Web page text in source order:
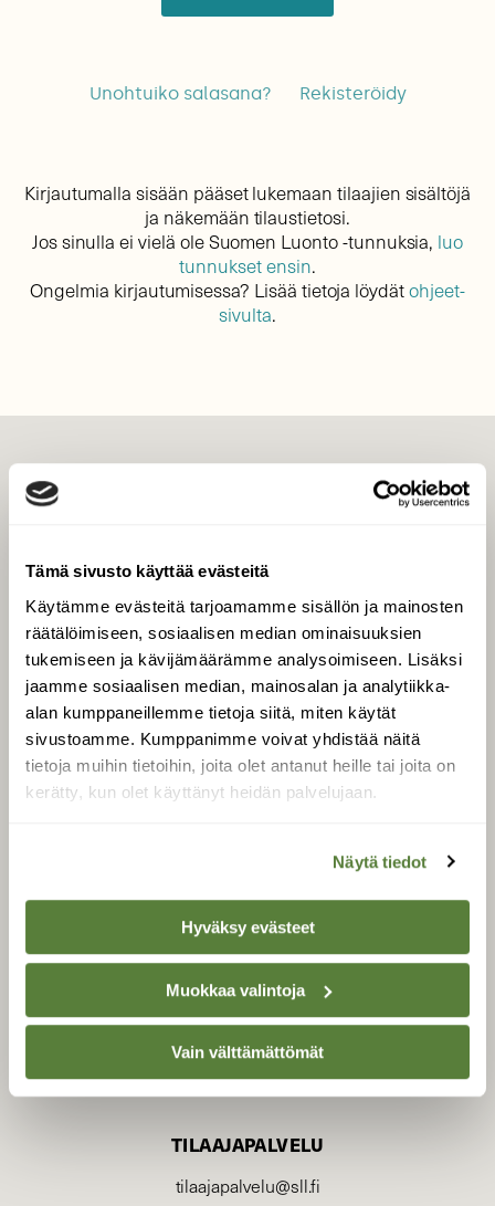
Tämä sivusto käyttää evästeitä
Käytämme evästeitä tarjoamamme sisällön ja mainosten
räätälöimiseen, sosiaalisen median ominaisuuksien
tukemiseen ja kävijämäärämme analysoimiseen. Lisäksi
jaamme sosiaalisen median, mainosalan ja analytiikka-
alan kumppaneillemme tietoja siitä, miten käytät
sivustoamme. Kumppanimme voivat yhdistää näitä
tietoja muihin tietoihin, joita olet antanut heille tai joita on
kerätty, kun olet käyttänyt heidän palvelujaan.
Näytä tiedot
Hyväksy evästeet
Muokkaa valintoja
Vain välttämättömät
Unohtuiko salasana? Rekisteröidy
Kirjautumalla sisään pääset lukemaan tilaajien sisältöjä
ja näkemään tilaustietosi.
Jos sinulla ei vielä ole Suomen Luonto -tunnuksia, luo
tunnukset ensin.
Ongelmia kirjautumisessa? Lisää tietoja löydätohjeet-
sivulta.
Tilaa digilukuoikeus
Äänestä parasta juttua
Tilaa uutiskirje
SUOMEN LUONNON­
SUOJELU­LIITTO
Suomen Luonto -lehden
luonnonsuojelu­liitto.
TILAAJAPALVELU
tilaajapalvelu@sll.fi